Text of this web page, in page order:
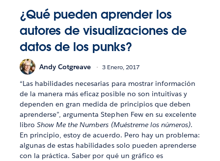
¿Qué pueden aprender los
autores de visualizaciones de
datos de los punks?
Andy Cotgreave 3 Enero, 2017
“Las habilidades necesarias para mostrar información
de la manera más eficaz posible no son intuitivas y
dependen en gran medida de principios que deben
aprenderse”, argumenta Stephen Few en su excelente
libroShow Me the Numbers (Muéstreme los números).
En principio, estoy de acuerdo. Pero hay un problema:
algunas de estas habilidades solo pueden aprenderse
con la práctica. Saber por qué un gráfico es